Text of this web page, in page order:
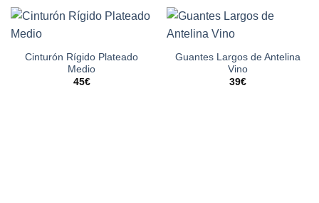
Cinturón Rígido Plateado
Medio
45€
Guantes Largos de Antelina
Vino
39€